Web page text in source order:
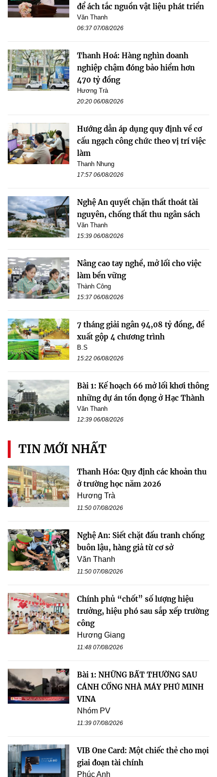
để ách tắc nguồn vật liệu phát triển
Văn Thanh
06:37 07/08/2026
Thanh Hoá: Hàng nghìn doanh
nghiệp chậm đóng bảo hiểm hơn
470 tỷ đồng
Hương Trà
20:20 06/08/2026
Hướng dẫn áp dụng quy định về cơ
cấu ngạch công chức theo vị trí việc
làm
Thanh Nhung
17:57 06/08/2026
Nghệ An quyết chặn thất thoát tài
nguyên, chống thất thu ngân sách
Văn Thanh
15:39 06/08/2026
Nâng cao tay nghề, mở lối cho việc
làm bền vững
Thành Công
15:37 06/08/2026
7 tháng giải ngân 94,08 tỷ đồng, đề
xuất gộp 4 chương trình
B.S
15:22 06/08/2026
Bài 1: Kế hoạch 66 mở lối khơi thông
những dự án tồn đọng ở Hạc Thành
Văn Thanh
12:39 06/08/2026
TIN MỚI NHẤT
Thanh Hóa: Quy định các khoản thu
ở trường học năm 2026
Hương Trà
11:50 07/08/2026
Nghệ An: Siết chặt đấu tranh chống
buôn lậu, hàng giả từ cơ sở
Văn Thanh
11:50 07/08/2026
Chính phủ “chốt” số lượng hiệu
trưởng, hiệu phó sau sắp xếp trường
công
Hương Giang
11:48 07/08/2026
Bài 1: NHỮNG BẤT THƯỜNG SAU
CÁNH CỔNG NHÀ MÁY PHÚ MINH
VINA
Nhóm PV
11:39 07/08/2026
VIB One Card: Một chiếc thẻ cho mọi
giai đoạn tài chính
Phúc Anh